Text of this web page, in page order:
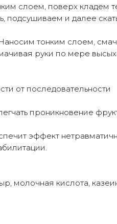
слоем, поверх кладем
подсушиваем и далее
тонким слоем,
руки по мере
от последовательности
проникновение
эффект
молочная кислота,